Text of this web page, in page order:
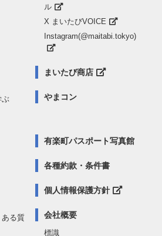
ル
X まいたびVOICE
Instagram(@maitabi.tokyo)
まいたび商店
やまコン
る質
有楽町パスポート写真館
各種約款・条件書
個人情報保護方針
会社概要
標識